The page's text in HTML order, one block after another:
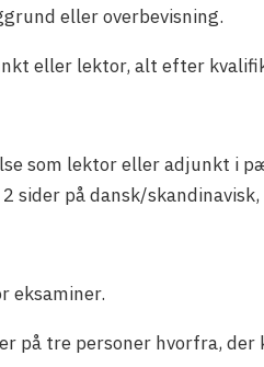
eller overbevisning.
eller lektor, alt efter
som lektor eller adjunkt i
sider på dansk/
eksaminer.
på tre personer hvorfra, der